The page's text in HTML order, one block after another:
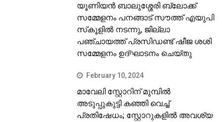
യൂണിയന്‍ ബാലുശ്ശേരി ബ്ലോക്ക്
സമ്മേളനം പനങ്ങാട് സൗത്ത് എയുപി
സ്‌കൂളില്‍ നടന്നു, ജില്ലാ
പഞ്ചായത്ത് പ്രസിഡണ്ട് ഷീജ ശശി
സമ്മേളനം ഉദ്ഘാടനം ചെയ്തു
February 10, 2024
മാവേലി സ്റ്റോറിന് മുമ്പില്‍
അടുപ്പുകുട്ടി കഞ്ഞി വെച്ച്
പ്രതിഷേധം; സ്റ്റോറുകളില്‍ അവശ്യ